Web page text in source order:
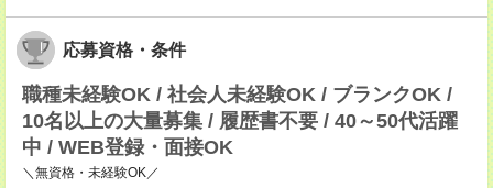
応募資格・条件
職種未経験OK / 社会人未経験OK / ブランクOK /
10名以上の大量募集 / 履歴書不要 / 40～50代活躍
中 / WEB登録・面接OK
＼無資格・未経験OK／